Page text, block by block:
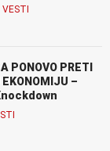
VESTI
PONOVO PRETI
EKONOMIJU –